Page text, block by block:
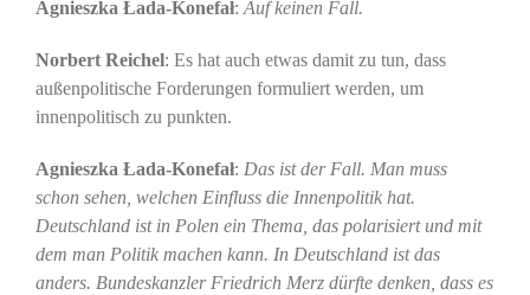
Agnieszka Łada-Konefał:Auf keinen Fall.
Norbert Reichel: Es hat auch etwas damit zu tun, dass
außenpolitische Forderungen formuliert werden, um
innenpolitisch zu punkten.
Agnieszka Łada-Konefał: Das ist der Fall. Man muss
schon sehen, welchen Einfluss die Innenpolitik hat.
Deutschland ist in Polen ein Thema, das polarisiert und mit
dem man Politik machen kann. In Deutschland ist das
anders. Bundeskanzler Friedrich Merz dürfte denken, dass es